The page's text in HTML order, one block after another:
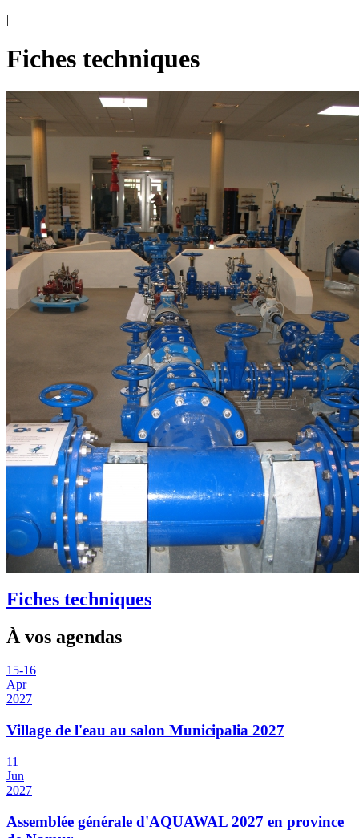
|
Fiches techniques
Fiches techniques
À vos agendas
15-16
Apr
2027
Village de l'eau au salon Municipalia 2027
11
Jun
2027
Assemblée générale d'AQUAWAL 2027 en province